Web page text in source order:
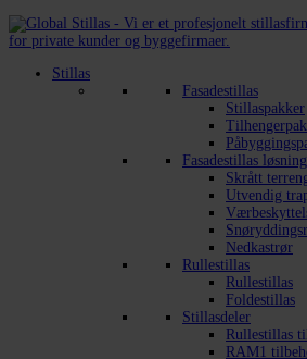
Stillas
Fasadestillas
Stillaspakker
Fasadestillas
Skrått
Utvendig
Nedkastrør
Rullestillas
Rullestillas
Foldestillas
Stillasdeler
Rullestillas
RAM1